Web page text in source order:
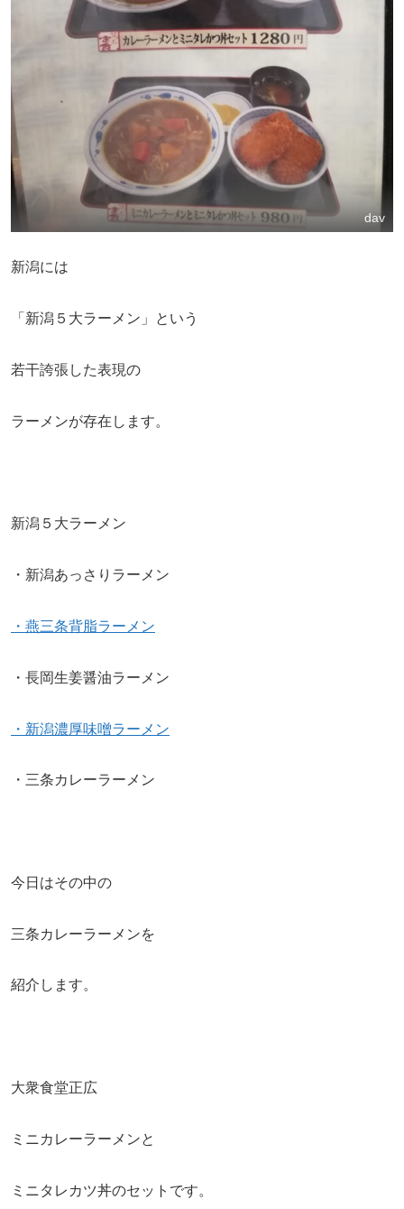
dav
新潟には
「新潟５大ラーメン」という
若干誇張した表現の
ラーメンが存在します。
新潟５大ラーメン
・新潟あっさりラーメン
・燕三条背脂ラーメン
・長岡生姜醤油ラーメン
・新潟濃厚味噌ラーメン
・三条カレーラーメン
今日はその中の
三条カレーラーメンを
紹介します。
大衆食堂正広
ミニカレーラーメンと
ミニタレカツ丼のセットです。